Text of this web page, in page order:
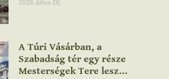
2026. július 29,
A Túri Vásárban, a
Szabadság tér egy része
Mesterségek Tere lesz…